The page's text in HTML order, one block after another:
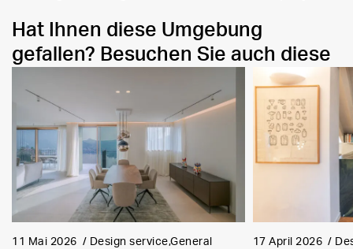
Hat Ihnen diese Umgebung
gefallen? Besuchen Sie auch diese
11 Mai 2026 / Design service,General
17 April 2026 /